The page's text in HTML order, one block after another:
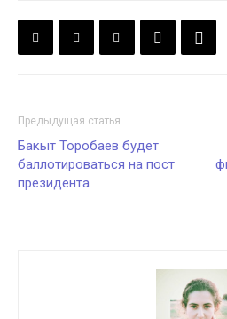
Предыдущая статья
Бакыт Торобаев будет
баллотироваться на пост
президента